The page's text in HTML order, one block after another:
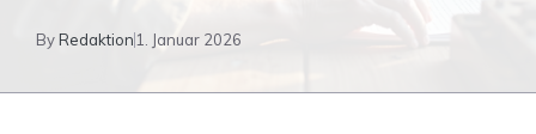
By Redaktion 1. Januar 2026